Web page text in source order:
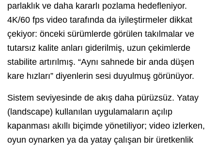
parlaklık ve daha kararlı pozlama hedefleniyor.
4K/60 fps video tarafında da iyileştirmeler dikkat
çekiyor: önceki sürümlerde görülen takılmalar ve
tutarsız kalite anları giderilmiş, uzun çekimlerde
stabilite artırılmış. “Aynı sahnede bir anda düşen
kare hızları” diyenlerin sesi duyulmuş görünüyor.
Sistem seviyesinde de akış daha pürüzsüz. Yatay
(landscape) kullanılan uygulamaların açılıp
kapanması akıllı biçimde yönetiliyor; video izlerken,
oyun oynarken ya da yatay çalışan bir üretkenlik